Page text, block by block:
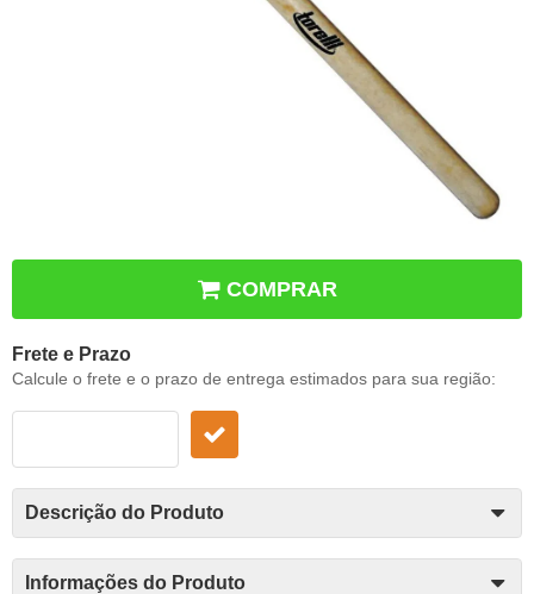
COMPRAR
Frete e Prazo
Calcule o frete e o prazo de entrega estimados para sua região:
Descrição do Produto
Informações do Produto